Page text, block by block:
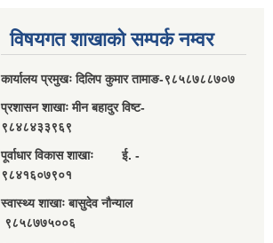
विषयगत शाखाको सम्पर्क नम्वर
कार्यालय प्रमुखः दिलिप कुमार तामाङ-९८५८७८८७०७
प्रशासन शाखाः मीन बहादुर विष्ट-
९८४८४३३९६९
पूर्वाधार विकास शाखाः ई. -
९८४१६०७९०१
स्वास्थ्य शाखाः बासुदेव नौन्याल
९८५८७७५००६